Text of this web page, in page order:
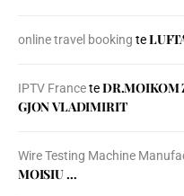
online travel booking te
IPTV FranceteDR.MOIKOM
GJON VLADIMIRIT
Wire Testing Machine
MOISIU …